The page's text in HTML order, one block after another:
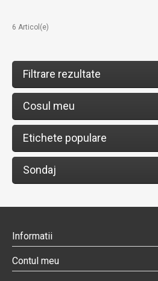
6 Articol(e)
Filtrare rezultate
Cosul meu
Etichete populare
Sondaj
Informatii
Contul meu